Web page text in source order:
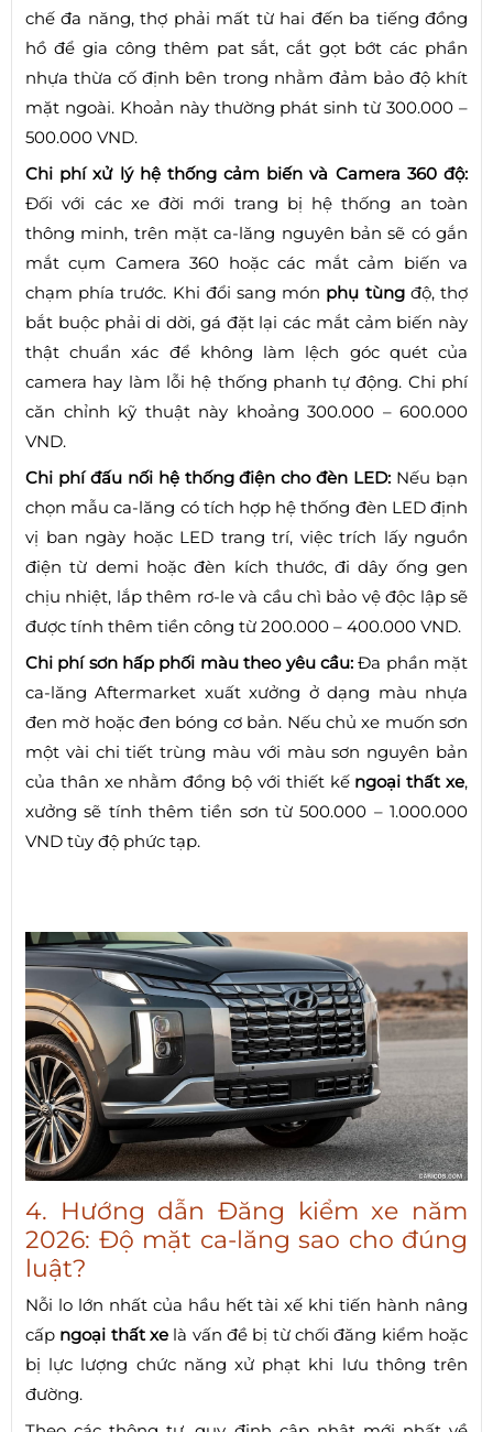
chế đa năng, thợ phải mất từ hai đến ba tiếng đồng
hồ để gia công thêm pat sắt, cắt gọt bớt các phần
nhựa thừa cố định bên trong nhằm đảm bảo độ khít
mặt ngoài. Khoản này thường phát sinh từ 300.000 –
500.000 VND.
Chi phí xử lý hệ thống cảm biến và Camera 360 độ:
Đối với các xe đời mới trang bị hệ thống an toàn
thông minh, trên mặt ca-lăng nguyên bản sẽ có gắn
mắt cụm Camera 360 hoặc các mắt cảm biến va
chạm phía trước. Khi đổi sang món phụ tùngđộ, thợ
bắt buộc phải di dời, gá đặt lại các mắt cảm biến này
thật chuẩn xác để không làm lệch góc quét của
camera hay làm lỗi hệ thống phanh tự động. Chi phí
căn chỉnh kỹ thuật này khoảng 300.000 – 600.000
VND.
Chi phí đấu nối hệ thống điện cho đèn LED: Nếu bạn
chọn mẫu ca-lăng có tích hợp hệ thống đèn LED định
vị ban ngày hoặc LED trang trí, việc trích lấy nguồn
điện từ demi hoặc đèn kích thước, đi dây ống gen
chịu nhiệt, lắp thêm rơ-le và cầu chì bảo vệ độc lập sẽ
được tính thêm tiền công từ 200.000 – 400.000 VND.
Chi phí sơn hấp phối màu theo yêu cầu:Đa phần mặt
ca-lăng Aftermarket xuất xưởng ở dạng màu nhựa
đen mờ hoặc đen bóng cơ bản. Nếu chủ xe muốn sơn
một vài chi tiết trùng màu với màu sơn nguyên bản
của thân xe nhằm đồng bộ với thiết kế ngoại thất xe,
xưởng sẽ tính thêm tiền sơn từ 500.000 – 1.000.000
VND tùy độ phức tạp.
4. Hướng dẫn Đăng kiểm xe năm
2026: Độ mặt ca-lăng sao cho đúng
luật?
Nỗi lo lớn nhất của hầu hết tài xế khi tiến hành nâng
cấp ngoại thất xe là vấn đề bị từ chối đăng kiểm hoặc
bị lực lượng chức năng xử phạt khi lưu thông trên
đường.